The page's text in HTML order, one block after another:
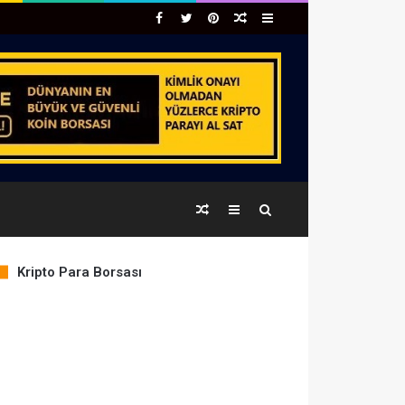
Kenar
Rastgele
Pinterest
Twitter
Facebook
Kenar
Rastgele
Kripto Para Borsası